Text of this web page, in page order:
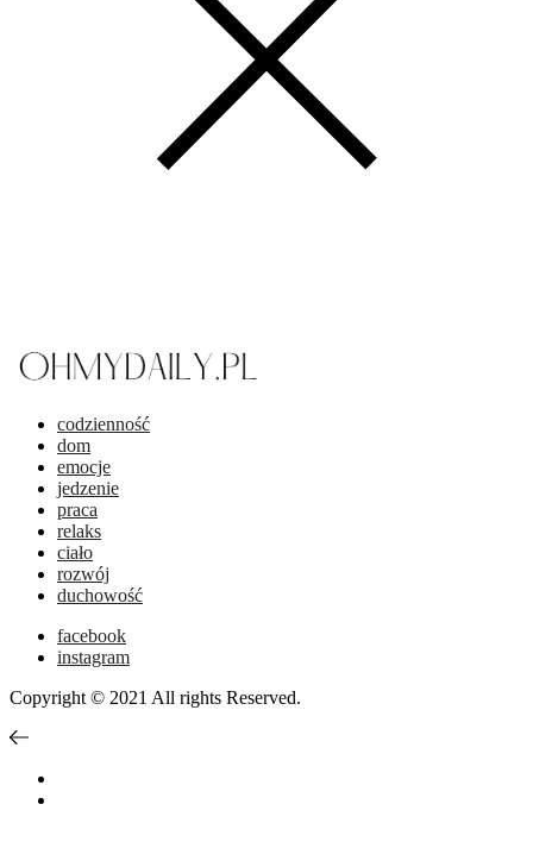
codzienność
dom
emocje
jedzenie
praca
relaks
ciało
rozwój
duchowość
facebook
instagram
Copyright © 2021 All rights Reserved.